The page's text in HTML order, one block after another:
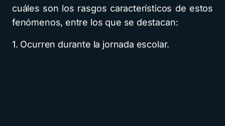
cuáles son los rasgos característicos de estos
fenómenos, entre los que se destacan:
1. Ocurren durante la jornada escolar.